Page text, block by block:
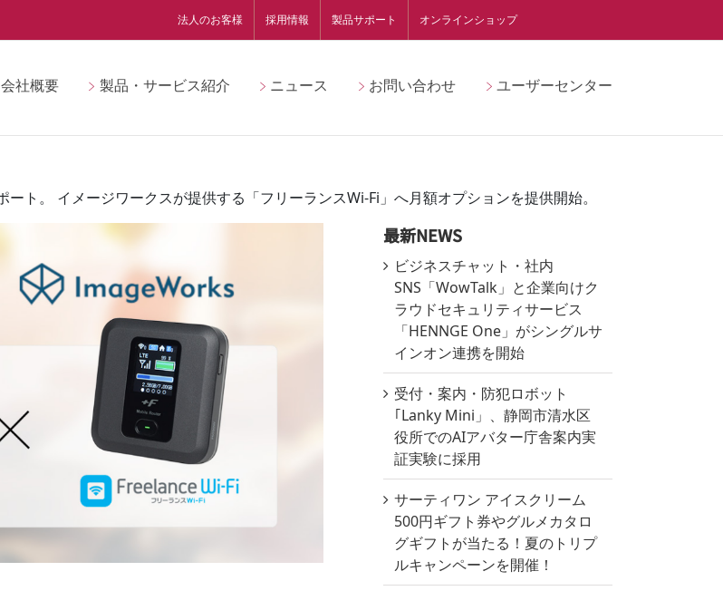
法人のお客様 採用情報 製品サポート オンラインショップ
会社概要 製品・サービス紹介 ニュース お問い合わせ ユーザーセンター
ト。 イメージワークスが提供する「フリーランスWi-Fi」へ月額オプションを提供開始。
最新NEWS
ビジネスチャット・社内
SNS「WowTalk」と企業向けク
ラウドセキュリティサービス
「HENNGE One」がシングルサ
インオン連携を開始
受付・案内・防犯ロボット
｢Lanky Mini」、静岡市清水区
役所でのAIアバター庁舎案内実
証実験に採用
サーティワン アイスクリーム
500円ギフト券やグルメカタロ
グギフトが当たる！夏のトリプ
ルキャンペーンを開催！